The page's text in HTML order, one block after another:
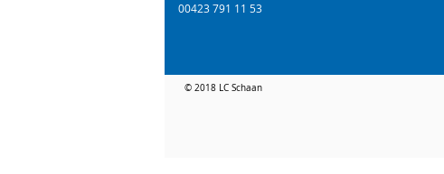
00423 791 11 53
© 2018 LC Schaan